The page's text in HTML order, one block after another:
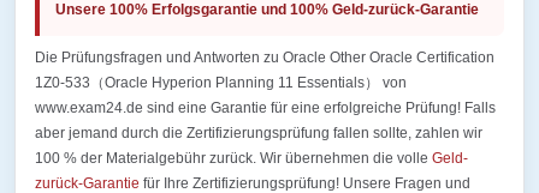
Unsere 100% Erfolgsgarantie und 100% Geld-zurück-Garantie
Die Prüfungsfragen und Antworten zu Oracle Other Oracle Certification
1Z0-533（Oracle Hyperion Planning 11 Essentials） von
www.exam24.de sind eine Garantie für eine erfolgreiche Prüfung! Falls
aber jemand durch die Zertifizierungsprüfung fallen sollte, zahlen wir
100 % der Materialgebühr zurück. Wir übernehmen die volle Geld-
zurück-Garantie für Ihre Zertifizierungsprüfung! Unsere Fragen und